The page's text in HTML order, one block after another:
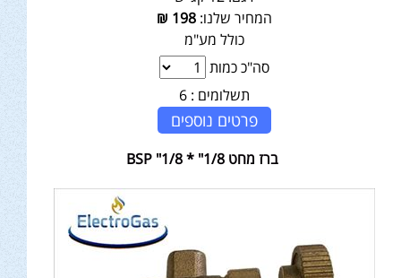
המחיר שלנו:198
₪
כולל מע"מ
סה"כ כמות
תשלומים : 6
פרטים נוספים
ברז מחט 1/8" * 1/8" BSP